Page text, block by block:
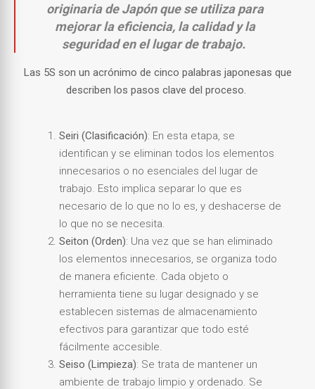
originaria de Japón que se utiliza para
mejorar la eficiencia, la calidad y la
seguridad en el lugar de trabajo.
Las 5S son un acrónimo de cinco palabras japonesas que
describen los pasos clave del proceso.
Seiri (Clasificación): En esta etapa, se
identifican y se eliminan todos los elementos
innecesarios o no esenciales del lugar de
trabajo. Esto implica separar lo que es
necesario de lo que no lo es, y deshacerse de
lo que no se necesita.
Seiton (Orden): Una vez que se han eliminado
los elementos innecesarios, se organiza todo
de manera eficiente. Cada objeto o
herramienta tiene su lugar designado y se
establecen sistemas de almacenamiento
efectivos para garantizar que todo esté
fácilmente accesible.
Seiso (Limpieza): Se trata de mantener un
ambiente de trabajo limpio y ordenado. Se